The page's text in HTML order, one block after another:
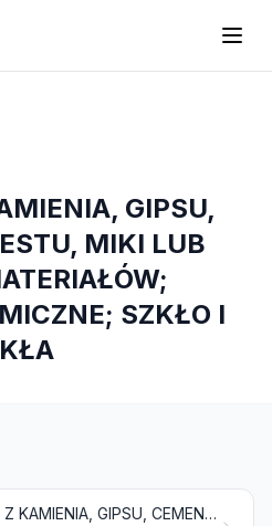
GIPSU,
MIKI LUB
SZKŁO I
ARTYKUŁY Z KAMIENIA, GIPSU, CEMENTU, AZBESTU, MIKI LUB PODOBNYCH MATERIAŁÓW